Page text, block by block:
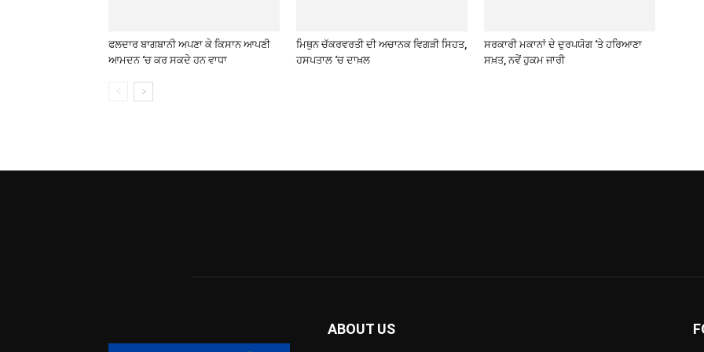
ਫਲਦਾਰ ਬਾਗਬਾਨੀ ਅਪਣਾ ਕੇ ਕਿਸਾਨ ਆਪਣੀ
ਆਮਦਨ ‘ਚ ਕਰ ਸਕਦੇ ਹਨ ਵਾਧਾ
ਮਿਥੁਨ ਚੱਕਰਵਰਤੀ ਦੀ ਅਚਾਨਕ ਵਿਗੜੀ ਸਿਹਤ,
ਹਸਪਤਾਲ ‘ਚ ਦਾਖ਼ਲ
ਸਰਕਾਰੀ ਮਕਾਨਾਂ ਦੇ ਦੁਰਪਯੋਗ ‘ਤੇ ਹਰਿਆਣਾ
ਸਖ਼ਤ, ਨਵੇਂ ਹੁਕਮ ਜਾਰੀ
ABOUT US